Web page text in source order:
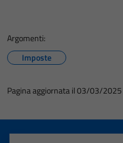
Argomenti:
Imposte
Pagina aggiornata il 03/03/2025